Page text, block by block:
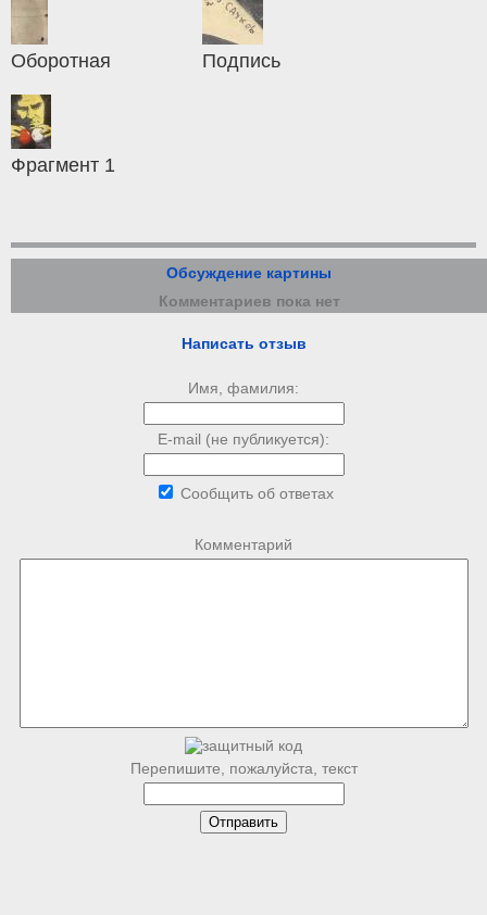
Оборотная Подпись
Фрагмент 1
Обсуждение картины
Комментариев пока нет
Написать отзыв
Имя, фамилия:
E-mail (не публикуется):
Сообщить об ответах
Комментарий
Перепишите, пожалуйста, текст